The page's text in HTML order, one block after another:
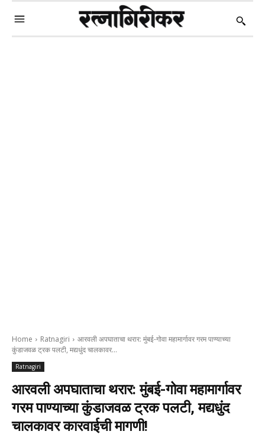
Home Ratnagiri
आरवली अपघाताचा थरार: मुंबई-गोवा महामार्गावर गरम पाण्याच्या
कुंडाजवळ ट्रक पलटी, मद्यधुंद चालकावर...
Ratnagiri
आरवली अपघाताचा थरार: मुंबई-गोवा महामार्गावर
गरम पाण्याच्या कुंडाजवळ ट्रक पलटी, मद्यधुंद
चालकावर कारवाईची मागणी!